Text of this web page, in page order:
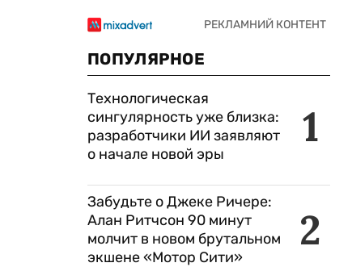
ПОПУЛЯРНОЕ
1
Технологическая
сингулярность уже близка:
разработчики ИИ заявляют
о начале новой эры
2
Забудьте о Джеке Ричере:
Алан Ритчсон 90 минут
молчит в новом брутальном
экшене «Мотор Сити»